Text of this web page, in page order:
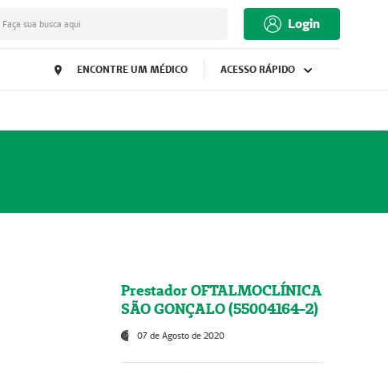
Faça sua busca aqui Login
ENCONTRE UM MÉDICO ACESSO RÁPIDO
Prestador OFTALMOCLÍNICA
SÃO GONÇALO (55004164-2)
07 de Agosto de 2020